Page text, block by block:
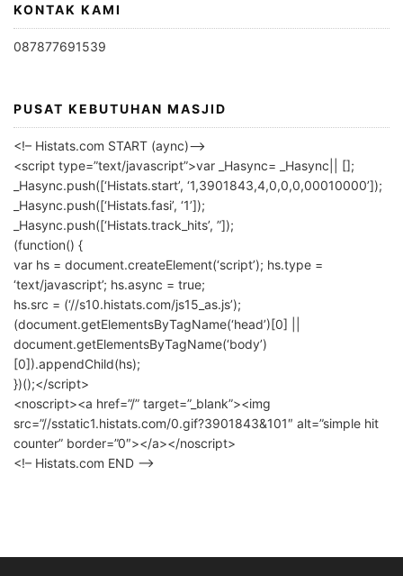
KONTAK KAMI
087877691539
PUSAT KEBUTUHAN MASJID
<!– Histats.com START (aync)–>
<script type=”text/javascript”>var _Hasync= _Hasync|| [];
_Hasync.push([‘Histats.start’, ‘1,3901843,4,0,0,0,00010000’]);
_Hasync.push([‘Histats.fasi’, ‘1’]);
_Hasync.push([‘Histats.track_hits’, ”]);
(function() {
var hs = document.createElement(‘script’); hs.type =
‘text/javascript’; hs.async = true;
hs.src = (‘//s10.histats.com/js15_as.js’);
(document.getElementsByTagName(‘head’)[0] ||
document.getElementsByTagName(‘body’)
[0]).appendChild(hs);
})();</script>
<noscript><a href=”/” target=”_blank”><img
src=”//sstatic1.histats.com/0.gif?3901843&101″ alt=”simple hit
counter” border=”0″></a></noscript>
<!– Histats.com END –>